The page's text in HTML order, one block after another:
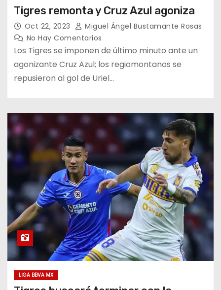
Tigres remonta y Cruz Azul agoniza
Oct 22, 2023
Miguel Ángel Bustamante Rosas
No Hay Comentarios
Los Tigres se imponen de último minuto ante un
agonizante Cruz Azul; los regiomontanos se
repusieron al gol de Uriel…
LIGA BBVA MX